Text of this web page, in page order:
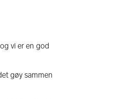
vi er en god
gøy sammen